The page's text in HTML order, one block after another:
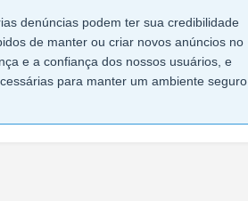
denúncias podem ter sua credibilidade
de manter ou criar novos anúncios no
e a confiança dos nossos usuários, e
para manter um ambiente seguro